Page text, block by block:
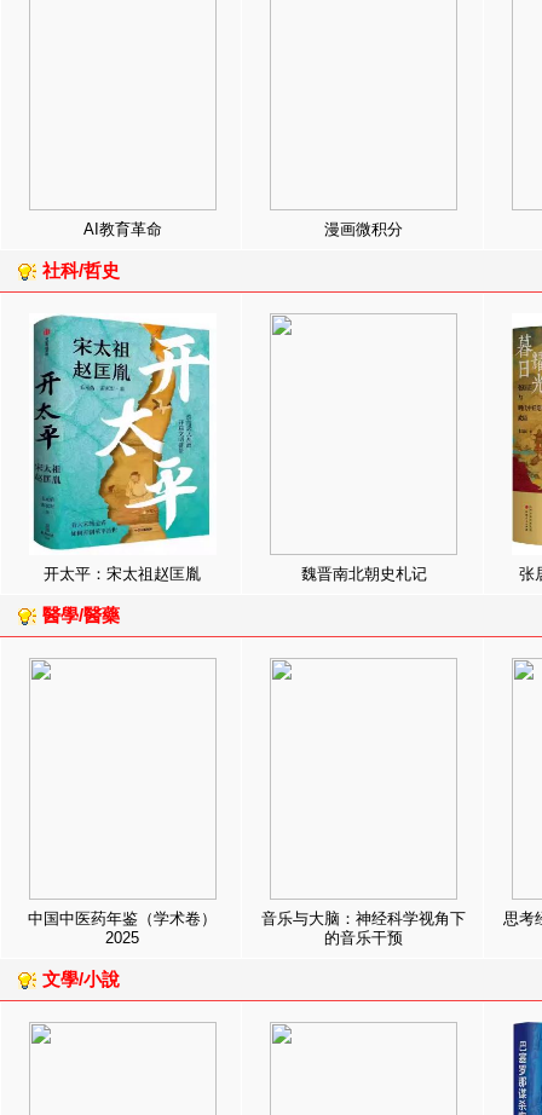
AI教育革命 漫画微积分
社科/哲史
开太平：宋太祖赵匡胤 魏晋南北朝史札记 张
醫學/醫藥
中国中医药年鉴（学术卷）
2025
音乐与大脑：神经科学视角下
的音乐干预
思考
文學/小說